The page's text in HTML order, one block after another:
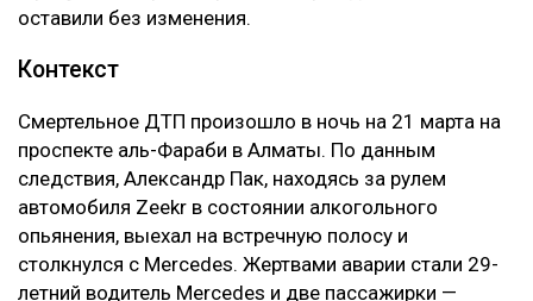
дополнительного воздействия на
морального вреда заключается в
возмещения причиненных нравственных
страданий, а не в усилении карательного
воздействия на причинителя вреда, —
говорится в постановлении суда.
В результате приговор в части гражданского иска
оставили без изменения.